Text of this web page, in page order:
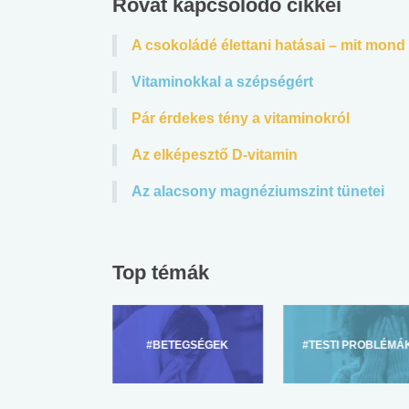
Rovat kapcsolódó cikkei
A csokoládé élettani hatásai – mit
Vitaminokkal a szépségért
Pár érdekes tény a vitaminokról
Az elképesztő D-vitamin
Az alacsony magnéziumszint tünetei
Top témák
#BETEGSÉGEK #TESTI
#Zöldövezet
lábnyomod?
#Betegségek
tudásteszt